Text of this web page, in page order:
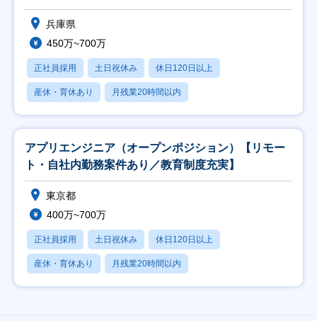
卒歓迎】
兵庫県
450万~700万
正社員採用 土日祝休み 休日120日以上
産休・育休あり 月残業20時間以内
アプリエンジニア（オープンポジション）【リモー
ト・自社内勤務案件あり／教育制度充実】
東京都
400万~700万
正社員採用 土日祝休み 休日120日以上
産休・育休あり 月残業20時間以内